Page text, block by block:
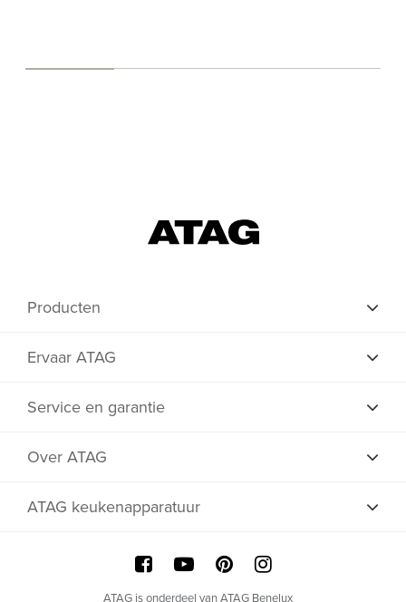
Producten
Ervaar ATAG
Service en garantie
Over ATAG
ATAG keukenapparatuur
ATAG is onderdeel van ATAG Benelux